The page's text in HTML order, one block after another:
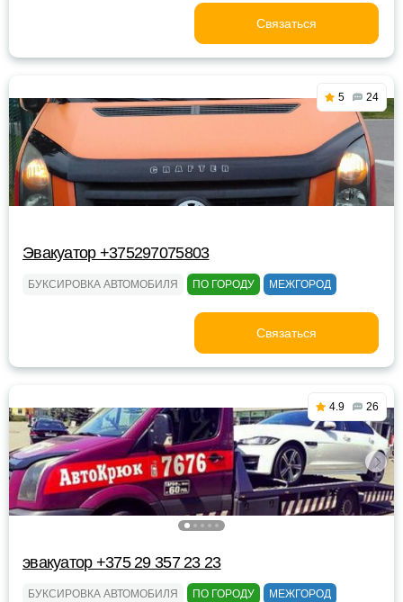
Связаться
5 24
Эвакуатор +375297075803
БУКСИРОВКА АВТОМОБИЛЯ ПО ГОРОДУ МЕЖГОРОД
Связаться
4.9 26
эвакуатор +375 29 357 23 23
БУКСИРОВКА АВТОМОБИЛЯ ПО ГОРОДУ МЕЖГОРОД